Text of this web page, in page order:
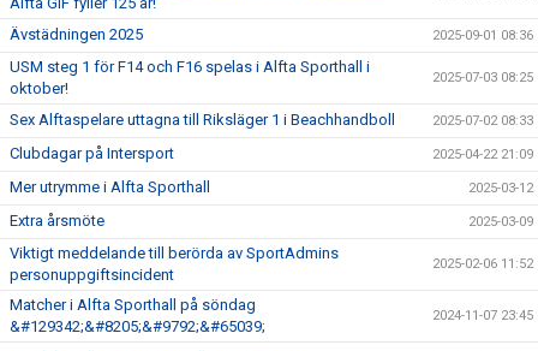
Ävstädningen 2025 2025-09-01 08:36
USM steg 1 för F14 och F16 spelas i Alfta Sporthall i
oktober!
2025-07-03 08:25
Sex Alftaspelare uttagna till Riksläger 1 i Beachhandboll 2025-07-02 08:33
Clubdagar på Intersport 2025-04-22 21:09
Mer utrymme i Alfta Sporthall 2025-03-12
Extra årsmöte 2025-03-09
Viktigt meddelande till berörda av SportAdmins
personuppgiftsincident
2025-02-06 11:52
Matcher i Alfta Sporthall på söndag
&#129342;&#8205;&#9792;&#65039;
2024-11-07 23:45